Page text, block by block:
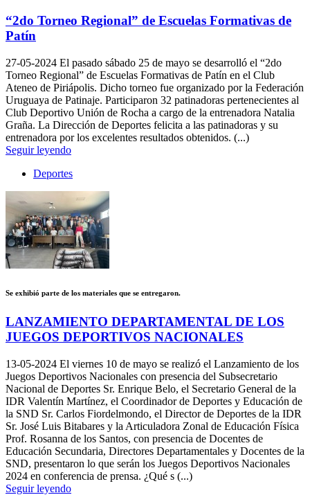
“2do Torneo Regional” de Escuelas Formativas de
Patín
27-05-2024 El pasado sábado 25 de mayo se desarrolló el “2do
Torneo Regional” de Escuelas Formativas de Patín en el Club
Ateneo de Piriápolis. Dicho torneo fue organizado por la Federación
Uruguaya de Patinaje. Participaron 32 patinadoras pertenecientes al
Club Deportivo Unión de Rocha a cargo de la entrenadora Natalia
Graña. La Dirección de Deportes felicita a las patinadoras y su
entrenadora por los excelentes resultados obtenidos. (...)
Seguir leyendo
Deportes
Se exhibió parte de los materiales que se entregaron.
LANZAMIENTO DEPARTAMENTAL DE LOS
JUEGOS DEPORTIVOS NACIONALES
13-05-2024 El viernes 10 de mayo se realizó el Lanzamiento de los
Juegos Deportivos Nacionales con presencia del Subsecretario
Nacional de Deportes Sr. Enrique Belo, el Secretario General de la
IDR Valentín Martínez, el Coordinador de Deportes y Educación de
la SND Sr. Carlos Fiordelmondo, el Director de Deportes de la IDR
Sr. José Luis Bitabares y la Articuladora Zonal de Educación Física
Prof. Rosanna de los Santos, con presencia de Docentes de
Educación Secundaria, Directores Departamentales y Docentes de la
SND, presentaron lo que serán los Juegos Deportivos Nacionales
2024 en conferencia de prensa. ¿Qué s (...)
Seguir leyendo